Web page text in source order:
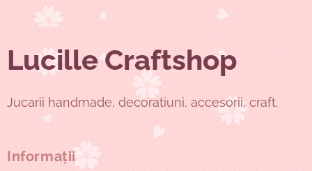
Lucille Craftshop
Jucarii handmade, decoratiuni, accesorii, craft.
Informații